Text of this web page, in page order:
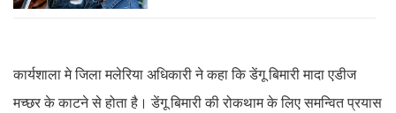
कार्यशाला मे जिला मलेरिया अधिकारी ने कहा कि डेंगू बिमारी मादा एडीज
मच्छर के काटने से होता है। डेंगू बिमारी की रोकथाम के लिए समन्वित प्रयास